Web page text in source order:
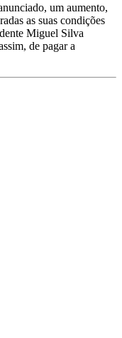
um aumento,
as suas condições
Miguel Silva
de pagar a